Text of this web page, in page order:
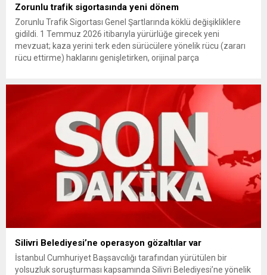
Zorunlu trafik sigortasında yeni dönem
Zorunlu Trafik Sigortası Genel Şartlarında köklü değişikliklere
gidildi. 1 Temmuz 2026 itibarıyla yürürlüğe girecek yeni
mevzuat; kaza yerini terk eden sürücülere yönelik rücu (zararı
rücu ettirme) haklarını genişletirken, orijinal parça
getiriyor. Hazine Müsteşarlığına bağlı ilgili kurumlarca...
Silivri Belediyesi’ne operasyon gözaltılar var
İstanbul Cumhuriyet Başsavcılığı tarafından yürütülen bir
yolsuzluk soruşturması kapsamında Silivri Belediyesi’ne yönelik